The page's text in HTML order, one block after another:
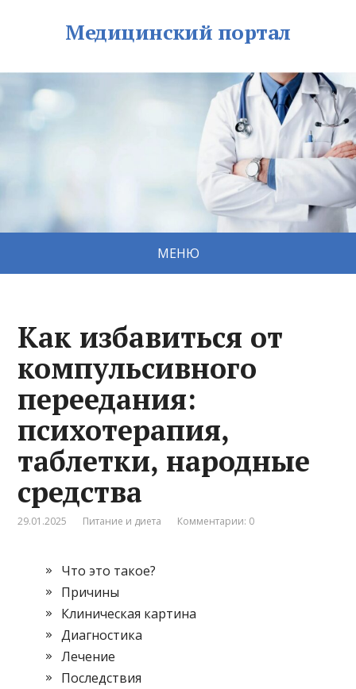
Медицинский портал
МЕНЮ
Как избавиться от
компульсивного
переедания:
психотерапия,
таблетки, народные
средства
29.01.2025 Питание и диета Комментарии: 0
Что это такое?
Причины
Клиническая картина
Диагностика
Лечение
Последствия